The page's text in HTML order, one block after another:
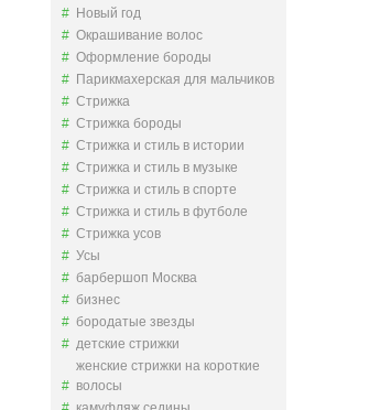
Новый год
Окрашивание волос
Оформление бороды
Парикмахерская для мальчиков
Стрижка
Стрижка бороды
Стрижка и стиль в истории
Стрижка и стиль в музыке
Стрижка и стиль в спорте
Стрижка и стиль в футболе
Стрижка усов
Усы
барбершоп Москва
бизнес
бородатые звезды
детские стрижки
женские стрижки на короткие
волосы